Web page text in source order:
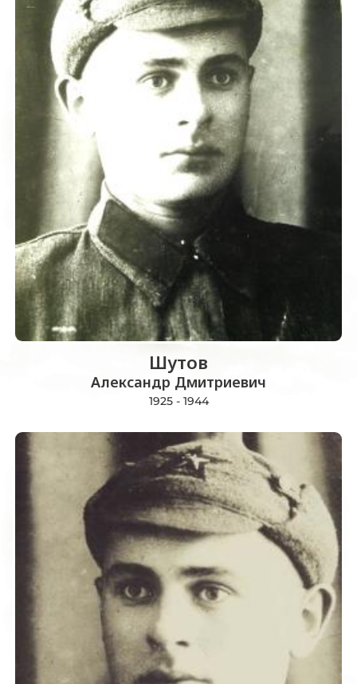
Шутов
Александр Дмитриевич
1925 - 1944